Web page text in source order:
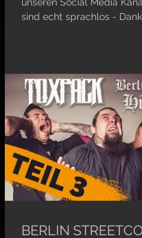
sind echt sprachlos -
BERLIN